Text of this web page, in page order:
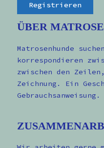
ÜBER
Matrosenhunde
korrespondieren
zwischen den
Zeichnung. Ein
Gebrauchsanweisung.